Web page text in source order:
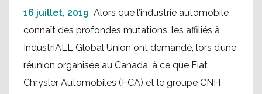
16 juillet, 2019 Alors que l’industrie automobile
connaît des profondes mutations, les affiliés à
IndustriALL Global Union ont demandé, lors d’une
réunion organisée au Canada, à ce que Fiat
Chrysler Automobiles (FCA) et le groupe CNH